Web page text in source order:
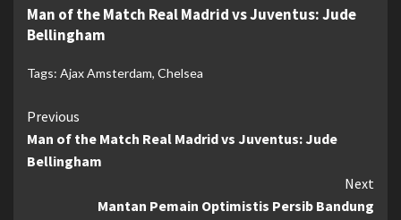
Man of the Match Real Madrid vs Juventus: Jude
Bellingham
Tags: Ajax Amsterdam, Chelsea
Continue
Reading
Previous
Man of the Match Real Madrid vs Juventus: Jude
Bellingham
Next
Mantan Pemain Optimistis Persib Bandung